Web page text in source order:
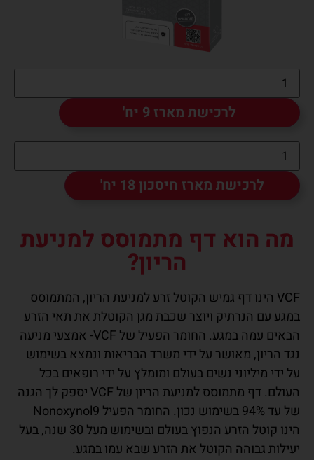
לרכישת מארז 9 יח'
לרכישת מארז חיסכון 18 יח'
מה הוא דף מתמוסס למניעת
הריון?
VCF הינו דף גמיש הקוטל זרע למניעת הריון, המתמוסס
במגע עם הנרתיק ויוצר שכבת מגן הקוטלת את תאי הזרע
הבאים עמה במגע. החומר הפעיל של VCF- אמצעי מניעה
נגד הריון, מאושר על ידי משרד הבריאות ונמצא בשימוש
על ידי מיליוני נשים בעולם ומומלץ על ידי רופאים בכל
העולם. דף מתמוסס למניעת הריון של VCF יספק לך הגנה
של עד 94% בשימוש נכון. החומר הפעיל Nonoxynol9
הינו קוטל הזרע הנפוץ בעולם ובשימוש מעל 30 שנה, בעל
יעילות גבוהה הקוטל את הזרע שבא עמו במגע.